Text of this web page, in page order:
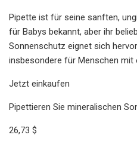
Pipette ist für seine sanften,
für Babys bekannt, aber ihr
Sonnenschutz eignet sich
insbesondere für Menschen mit
Jetzt einkaufen
Pipettieren Sie mineralischen
26,73 $